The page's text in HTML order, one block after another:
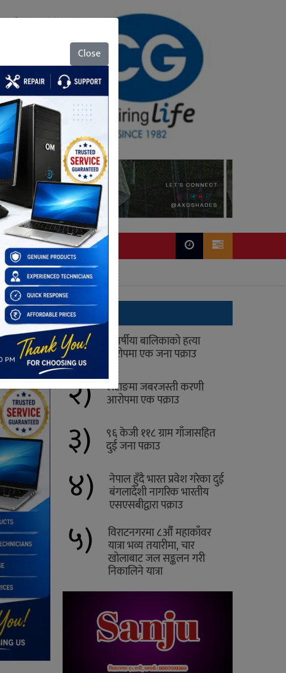
ताजा
१) ४ वर्षीया बालिकाको हत्या
आरोपमा एक जना पक्राउ
२) लेटाङमा जबरजस्ती करणी
आरोपमा एक पक्राउ
३) ९६ केजी ११८ ग्राम गाँजासहित
दुई जना पक्राउ
४) नेपाल हुँदै भारत प्रवेश गरेका दुई
बंगलादेशी नागरिक भारतीय
एसएसबीद्वारा पक्राउ
५) विराटनगरमा ८औँ महाकाँवर
यात्रा भव्य तयारीमा, चार
खोलाबाट जल सङ्कलन गरी
निकालिने यात्रा
Close